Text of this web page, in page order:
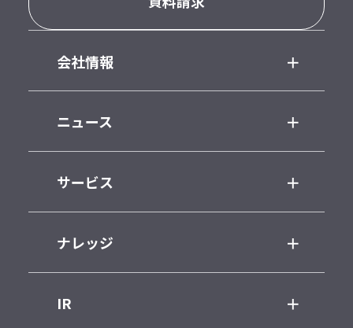
会社情報
ニュース
サービス
ナレッジ
IR